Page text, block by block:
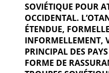
SOVIÉTIQUE POUR
OCCIDENTAL.
ÉTENDUE,
INFORMELLEMENT,
PRINCIPAL DES PAYS
FORME DE